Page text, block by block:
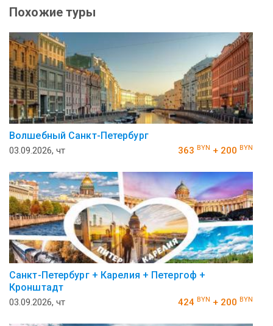
Похожие туры
Волшебный Санкт-Петербург
03.09.2026, чт 363 BYN + 200 BYN
Санкт-Петербург + Карелия + Петергоф +
Кронштадт
03.09.2026, чт 424 BYN + 200 BYN